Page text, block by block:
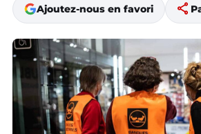
Ajoutez-nous en favori share